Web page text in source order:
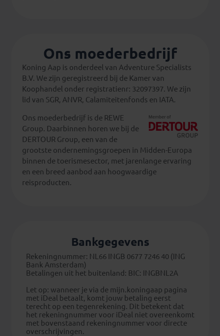
Ons moederbedrijf
Koning Aap is onderdeel van Adventure Specialists
B.V. We zijn geregistreerd bij de Kamer van
Koophandel onder registratienr: 32097397. We zijn
lid van SGR, ANVR, Calamiteitenfonds en IATA.
Ons moederbedrijf is de REWE
Group. Daarbinnen horen we bij de
DERTOUR Group, een van de
grootste ondernemingsgroepen in Midden-Europa
binnen de toerismesector, met jarenlange ervaring
en een breed aanbod aan hoogwaardige
reisproducten.
Bankgegevens
Rekeningnummer: NL66 INGB 0677 7246 40 (ING
Bank Amsterdam)
Betalingen uit het buitenland: BIC: INGBNL2A
Let op: wanneer je via de mijn.koningaap pagina
met iDeal betaalt, komt jouw betaling eerst
terecht op een tegenrekening. Dit betekent dat
het rekeningnummer voor iDeal niet overeenkomt
met bovenstaand rekeningnummer voor directe
overschrijvingen.